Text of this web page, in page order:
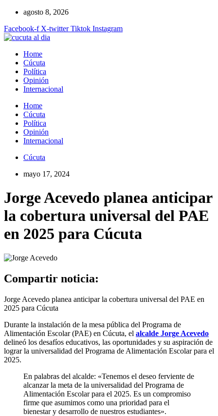
contenido
agosto 8, 2026
Facebook-f X-twitter Tiktok Instagram
Home
Cúcuta
Política
Opinión
Internacional
Home
Cúcuta
Política
Opinión
Internacional
Cúcuta
mayo 17, 2024
Jorge Acevedo planea anticipar
la cobertura universal del PAE
en 2025 para Cúcuta
Compartir noticia:
Jorge Acevedo planea anticipar la cobertura universal del PAE en
2025 para Cúcuta
Durante la instalación de la mesa pública del Programa de
Alimentación Escolar (PAE) en Cúcuta, el alcalde Jorge Acevedo
delineó los desafíos educativos, las oportunidades y su aspiración de
lograr la universalidad del Programa de Alimentación Escolar para el
2025.
En palabras del alcalde: «Tenemos el deseo ferviente de
alcanzar la meta de la universalidad del Programa de
Alimentación Escolar para el 2025. Es un compromiso
firme que asumimos como una prioridad para el
bienestar y desarrollo de nuestros estudiantes».